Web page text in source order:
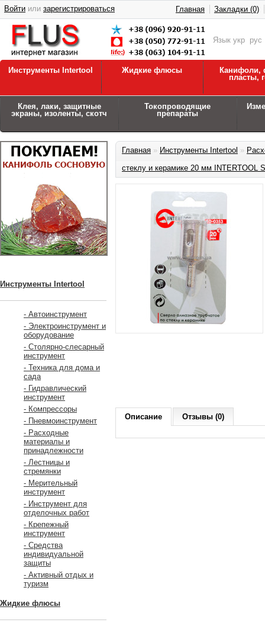
Язык укр рус
Войти или зарегистрироваться Главная Закладки (0)
Инструменты Intertool Жидкие флюсы
Канифоли,
пласты,
Клея, лаки, защитные
экраны, изоленты, скотч
Токопроводящие
препараты
Инструменты Intertool
- Автоинструмент
- Электроинструмент и
оборудование
- Столярно-слесарный
инструмент
- Техника для дома и
сада
- Гидравлический
инструмент
- Компрессоры
- Пневмоинструмент
- Расходные
материалы и
принадлежности
- Лестницы и
стремянки
- Мерительный
инструмент
- Инструмент для
отделочных работ
- Крепежный
инструмент
- Средства
индивидуальной
защиты
- Активный отдых и
туризм
Жидкие флюсы
Главная » Инструменты Intertool »
стеклу и керамике 20 мм INTERTOOL
Описание Отзывы (0)